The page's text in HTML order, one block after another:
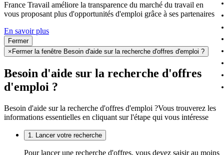
France Travail améliore la transparence du marché du travail en
vous proposant plus d'opportunités d'emploi grâce à ses partenaires
En savoir plus
Fermer
× Fermer la fenêtre Besoin d'aide sur la recherche d'offres d'emploi ?
Besoin d'aide sur la recherche d'offres
d'emploi ?
Besoin d'aide sur la recherche d'offres d'emploi ?Vous trouverez les
informations essentielles en cliquant sur l'étape qui vous intéresse
1. Lancer votre recherche
Pour lancer une recherche d'offres, vous devez saisir au moins